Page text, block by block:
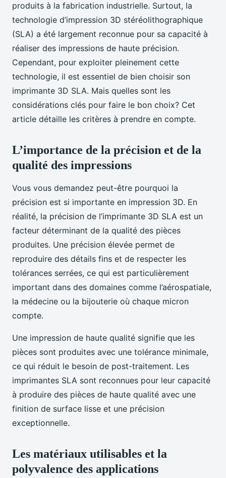
produits à la fabrication industrielle. Surtout, la
technologie d’impression 3D stéréolithographique
(SLA) a été largement reconnue pour sa capacité à
réaliser des impressions de haute précision.
Cependant, pour exploiter pleinement cette
technologie, il est essentiel de bien choisir son
imprimante 3D SLA. Mais quelles sont les
considérations clés pour faire le bon choix? Cet
article détaille les critères à prendre en compte.
L’importance de la précision et de la
qualité des impressions
Vous vous demandez peut-être pourquoi la
précision est si importante en impression 3D. En
réalité, la précision de l’imprimante 3D SLA est un
facteur déterminant de la qualité des pièces
produites. Une précision élevée permet de
reproduire des détails fins et de respecter les
tolérances serrées, ce qui est particulièrement
important dans des domaines comme l’aérospatiale,
la médecine ou la bijouterie où chaque micron
compte.
Une impression de haute qualité signifie que les
pièces sont produites avec une tolérance minimale,
ce qui réduit le besoin de post-traitement. Les
imprimantes SLA sont reconnues pour leur capacité
à produire des pièces de haute qualité avec une
finition de surface lisse et une précision
exceptionnelle.
Les matériaux utilisables et la
polyvalence des applications